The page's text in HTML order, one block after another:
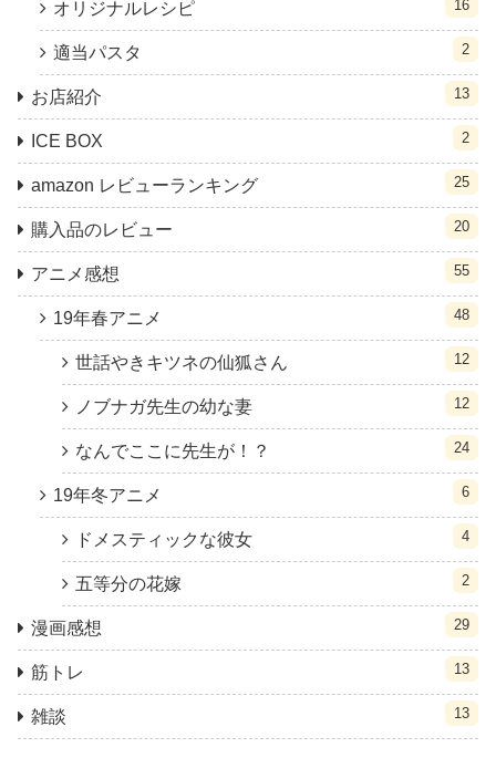
オリジナルレシピ 16
適当パスタ 2
お店紹介 13
ICE BOX 2
amazon レビューランキング 25
購入品のレビュー 20
アニメ感想 55
19年春アニメ 48
世話やきキツネの仙狐さん 12
ノブナガ先生の幼な妻 12
なんでここに先生が！？ 24
19年冬アニメ 6
ドメスティックな彼女 4
五等分の花嫁 2
漫画感想 29
筋トレ 13
雑談 13